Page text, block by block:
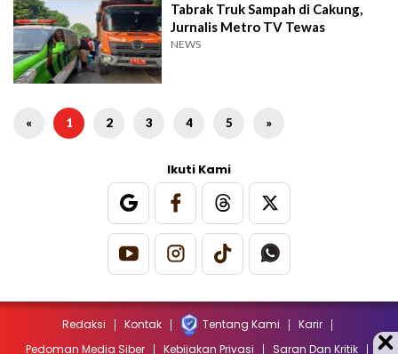
Tabrak Truk Sampah di Cakung,
Jurnalis Metro TV Tewas
NEWS
« 1 2 3 4 5 »
Ikuti Kami
Redaksi Kontak Tentang Kami
Karir
Pedoman Media Siber
Kebijakan Privasi Saran Dan Kritik